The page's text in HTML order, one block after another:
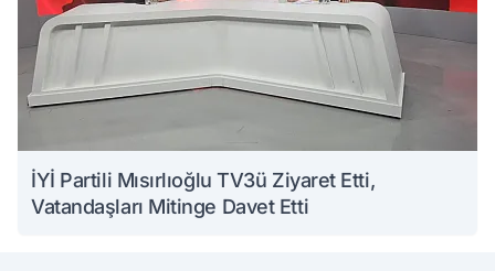
İYİ Partili Mısırlıoğlu TV3ü Ziyaret Etti,
Vatandaşları Mitinge Davet Etti